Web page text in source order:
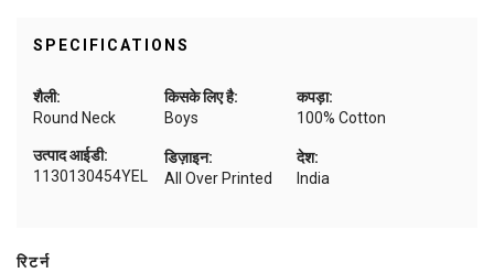
SPECIFICATIONS
शैली:
Round Neck
किसके लिए है:
Boys
कपड़ा:
100% Cotton
डिज़ाइन:
All Over Printed
देश:
India
उत्पाद आईडी:
1130130454YEL
रिटर्न